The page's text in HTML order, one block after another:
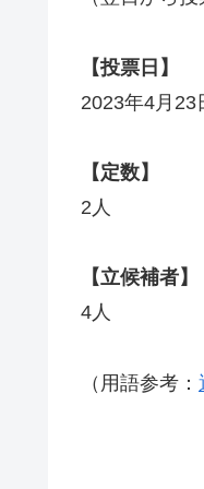
【投票日】
2023年4月23
【定数】
2人
【立候補者】
4人
（用語参考：